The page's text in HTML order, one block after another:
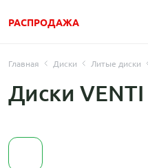
РАСПРОДАЖА
Главная Диски Литые диски
Диски VENTI